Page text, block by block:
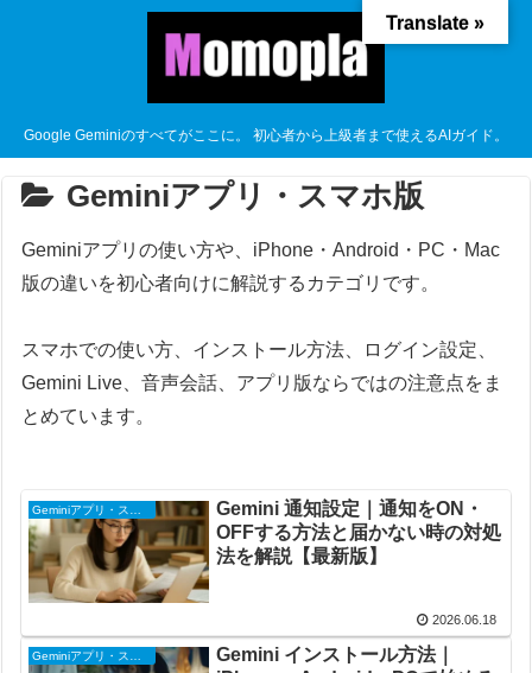
Google Geminiのすべてがここに。 初心者から上級者まで使えるAIガイド。
Geminiアプリ・スマホ版
Geminiアプリの使い方や、iPhone・Android・PC・Mac
版の違いを初心者向けに解説するカテゴリです。
スマホでの使い方、インストール方法、ログイン設定、
Gemini Live、音声会話、アプリ版ならではの注意点をま
とめています。
Geminiアプリ・スマホ版
Gemini 通知設定｜通知をON・
OFFする方法と届かない時の対処
法を解説【最新版】
2026.06.18
Gemini インストール方法｜
Translate »